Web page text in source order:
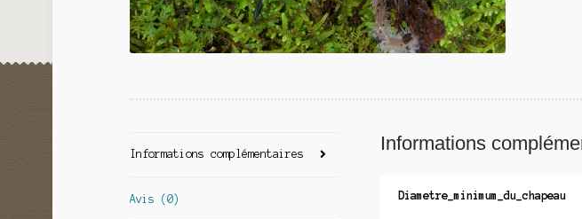
Informations complémentaires
Avis (0)
Informations
Diametre_minimum_du_chapeau